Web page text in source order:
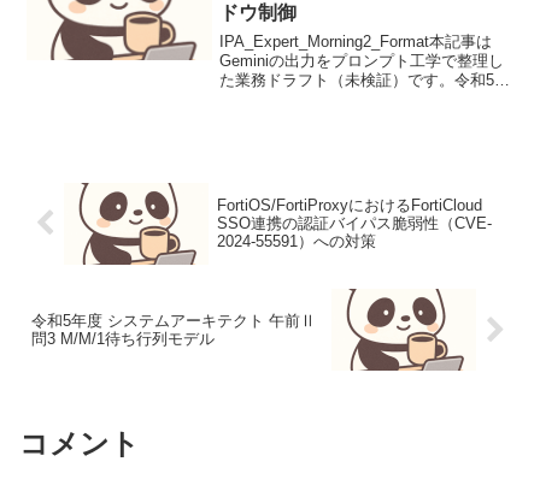
ドウ制御
IPA_Expert_Morning2_Format本記事は
Geminiの出力をプロンプト工学で整理し
た業務ドラフト（未検証）です。令和5年
FortiOS/FortiProxyにおけるFortiCloud
SSO連携の認証バイパス脆弱性（CVE-
2024-55591）への対策
令和5年度 システムアーキテクト 午前Ⅱ
問3 M/M/1待ち行列モデル
コメント